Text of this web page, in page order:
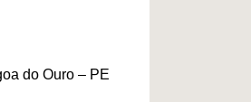
do Ouro – PE